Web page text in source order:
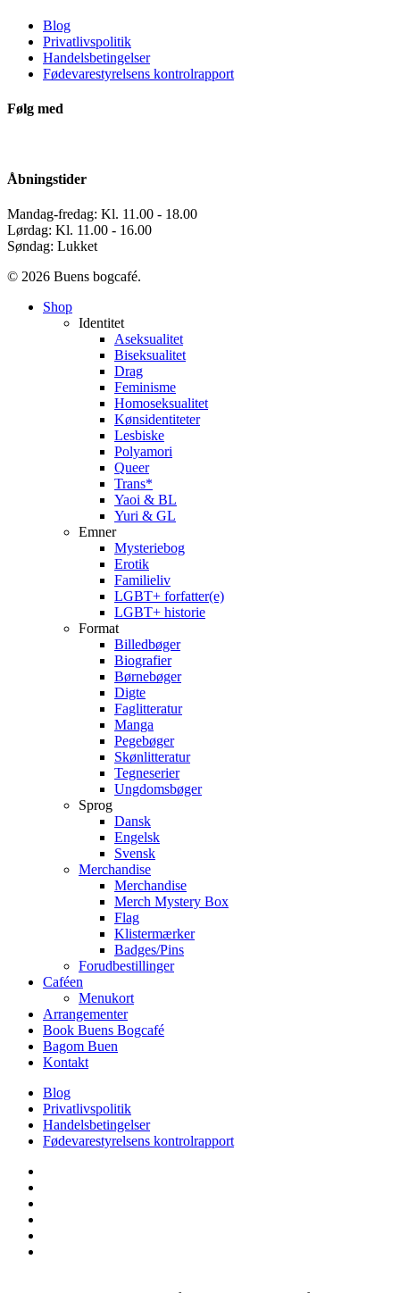
Blog
Privatlivspolitik
Handelsbetingelser
Fødevarestyrelsens kontrolrapport
Følg med
Åbningstider
Mandag-fredag: Kl. 11.00 - 18.00
Lørdag: Kl. 11.00 - 16.00
Søndag: Lukket
© 2026 Buens bogcafé.
Close
Shop
Identitet
Aseksualitet
Biseksualitet
Drag
Feminisme
Homoseksualitet
Kønsidentiteter
Lesbiske
Polyamori
Queer
Trans*
Yaoi & BL
Yuri & GL
Emner
Mysteriebog
Erotik
Familieliv
LGBT+ forfatter(e)
LGBT+ historie
Format
Billedbøger
Biografier
Børnebøger
Digte
Faglitteratur
Manga
Pegebøger
Skønlitteratur
Tegneserier
Ungdomsbøger
Sprog
Dansk
Engelsk
Svensk
Merchandise
Merchandise
Merch Mystery Box
Flag
Klistermærker
Badges/Pins
Forudbestillinger
Caféen
Menukort
Arrangementer
Book Buens Bogcafé
Bagom Buen
Kontakt
Blog
Privatlivspolitik
Handelsbetingelser
Fødevarestyrelsens kontrolrapport